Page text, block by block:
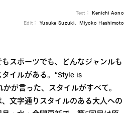
Text： Kenichi Aono
Edit： Yusuke Suzuki、Miyoko Hashimoto
スポーツでも、どんなジャンルも
イルがある。“Style is
が言った、スタイルがすべて。
、文字通りスタイルのある大人への